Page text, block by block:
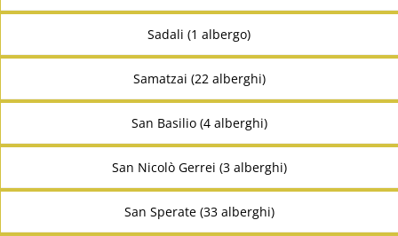
Sadali (1 albergo)
Samatzai (22 alberghi)
San Basilio (4 alberghi)
San Nicolò Gerrei (3 alberghi)
San Sperate (33 alberghi)